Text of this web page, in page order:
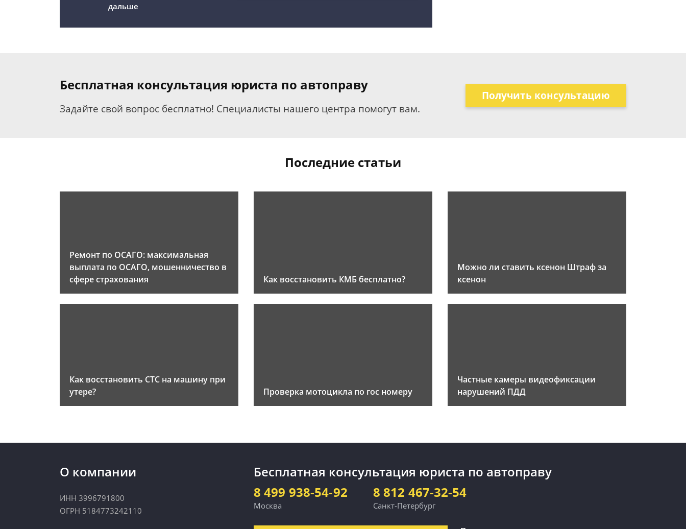
дальше
Бесплатная консультация юриста по автоправу
Задайте свой вопрос бесплатно! Специалисты нашего центра помогут вам.
Получить консультацию
Последние статьи
Ремонт по ОСАГО: максимальная
выплата по ОСАГО, мошенничество в
сфере страхования
Как восстановить КМБ бесплатно?
Можно ли ставить ксенон Штраф за
ксенон
Как восстановить СТС на машину при
утере?
Проверка мотоцикла по гос номеру
Частные камеры видеофиксации
нарушений ПДД
О компании
ИНН 3996791800
ОГРН 5184773242110
Бесплатная консультация юриста по автоправу
8 499 938-54-92
Москва
8 812 467-32-54
Санкт-Петербург